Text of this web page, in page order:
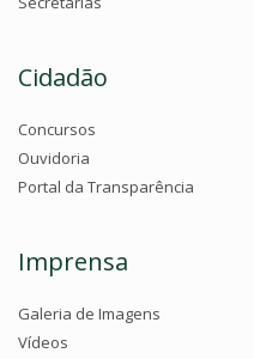
Cidadão
Concursos
Ouvidoria
Portal da Transparência
Imprensa
Galeria de Imagens
Vídeos